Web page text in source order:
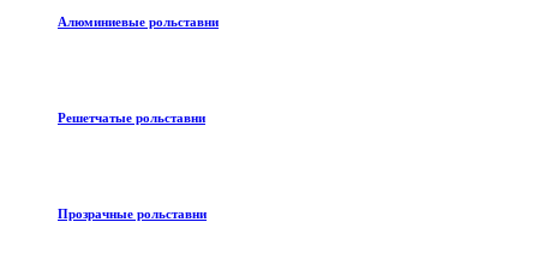
Алюминиевые рольставни
Решетчатые рольставни
Прозрачные рольставни